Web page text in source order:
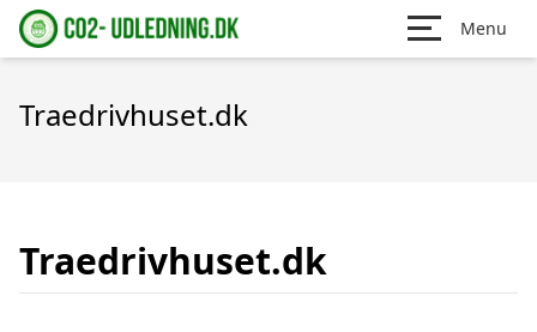
Menu
Traedrivhuset.dk
Traedrivhuset.dk